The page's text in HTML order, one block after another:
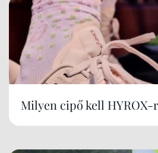
Milyen cipő kell HYROX-